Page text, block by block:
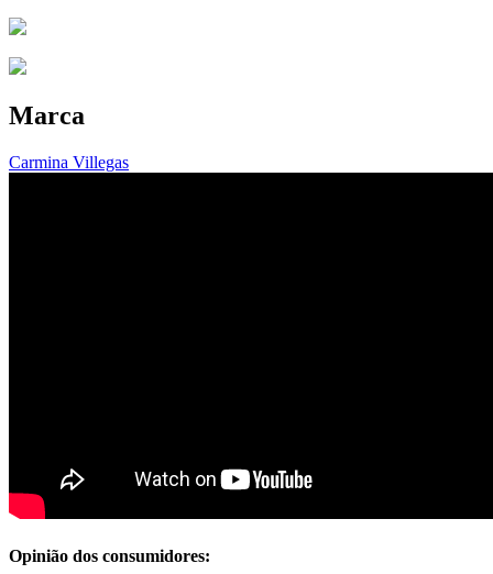
Marca
Carmina Villegas
Opinião dos consumidores: